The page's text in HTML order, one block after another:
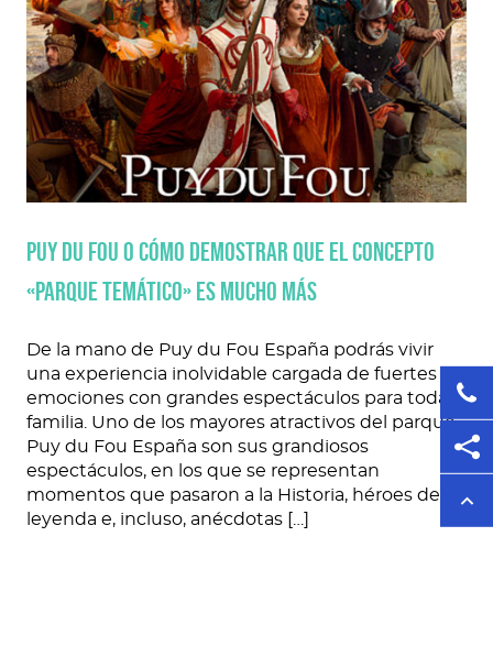
Puy du Fou o cómo demostrar que el concepto
«parque temático» es mucho más
De la mano de Puy du Fou España podrás vivir
una experiencia inolvidable cargada de fuertes
emociones con grandes espectáculos para toda la
familia. Uno de los mayores atractivos del parque
Puy du Fou España son sus grandiosos
espectáculos, en los que se representan
momentos que pasaron a la Historia, héroes de
leyenda e, incluso, anécdotas […]